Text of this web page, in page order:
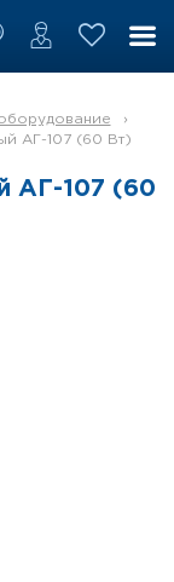
›
АГ-107 (60 Вт)
АГ-107 (60